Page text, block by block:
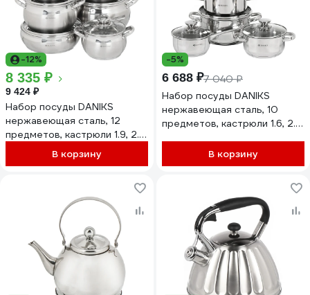
-12%
8 335 ₽
9 424 ₽
Набор посуды DANIKS
нержавеющая сталь, 12
предметов, кастрюли 1.9, 2.9,
3.9, 6,5 л, ковш 1.9 л,
сковорода 24 см, индукция,
В корзину
-5%
6 688 ₽7 040 ₽
Набор посуды DANIKS
нержавеющая сталь, 10
предметов, кастрюли 1.6, 2.2,
оптима 402498
В корзину